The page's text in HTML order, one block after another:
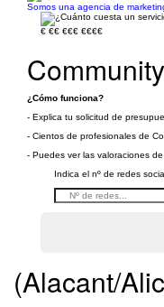
Somos una agencia de
€ €€ €€€ €€€€
¿Cómo funciona?
- Explica tu solicitud de
- Cientos de profesionales de
- Puedes ver las valoraciones
Indica el nº de redes
(Alacant/